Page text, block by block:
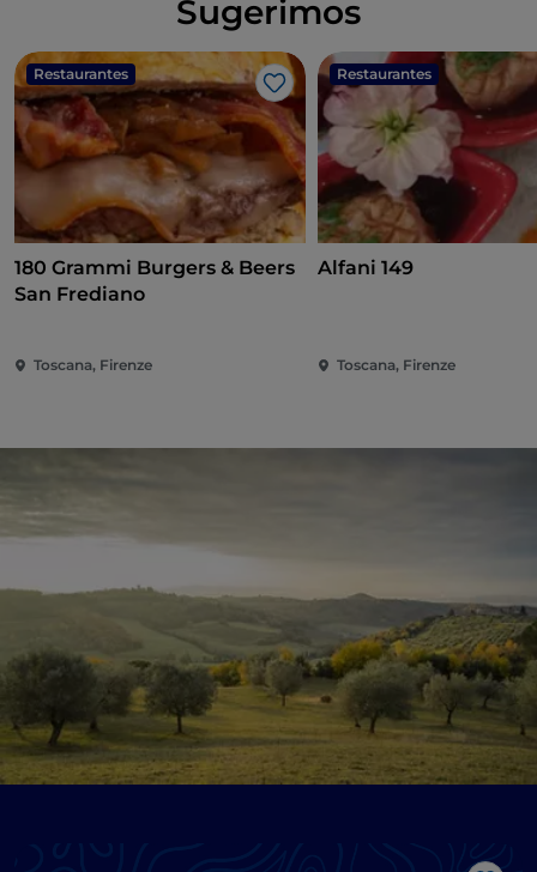
Sugerimos
Restaurantes
Gosto
180 Grammi Burgers & Beers
San Frediano
Toscana, Firenze
Restaurantes
Alfani 149
Toscana, Firenze